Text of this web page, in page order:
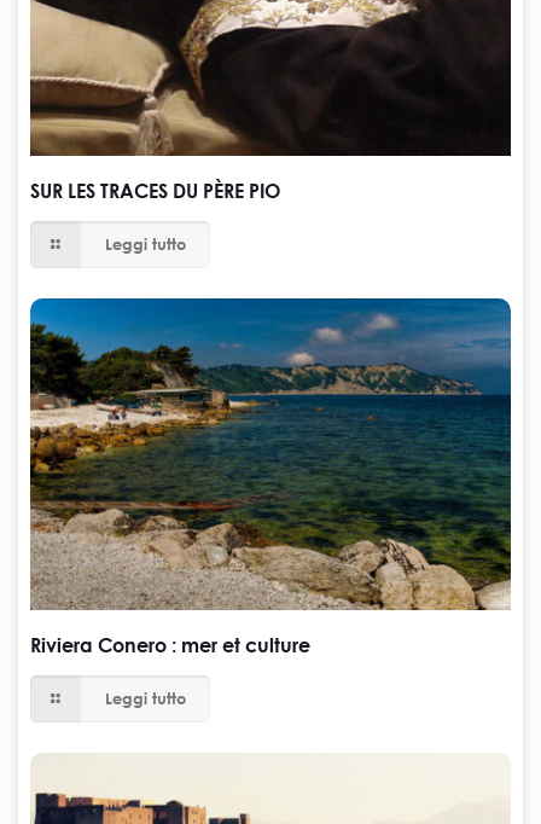
SUR LES TRACES DU PÈRE PIO
Leggi tutto
Riviera Conero : mer et culture
Leggi tutto